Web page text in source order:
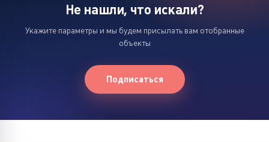
Не нашли, что искали?
Укажите параметры и мы будем присылать вам отобранные
объекты
Подписаться